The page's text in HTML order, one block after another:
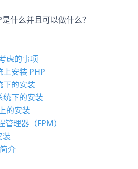
什么并且可以做什么？
虑的事项
安装 PHP
下的安装
下的安装
的安装
管理器（FPM）
装
介